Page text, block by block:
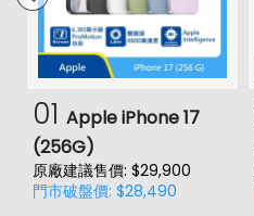
01 Apple iPhone 17
(256G)
原廠建議售價: $29,900
門市破盤價: $28,490